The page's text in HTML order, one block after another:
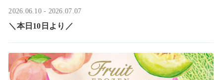
2026.06.10 - 2026.07.07
＼本日10日より／